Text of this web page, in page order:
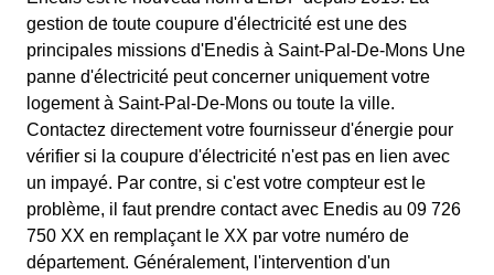
gestion de toute coupure d'électricité est une des
principales missions d'Enedis à Saint-Pal-De-Mons Une
panne d'électricité peut concerner uniquement votre
logement à Saint-Pal-De-Mons ou toute la ville.
Contactez directement votre fournisseur d'énergie pour
vérifier si la coupure d'électricité n'est pas en lien avec
un impayé. Par contre, si c'est votre compteur est le
problème, il faut prendre contact avec Enedis au 09 726
750 XX en remplaçant le XX par votre numéro de
département. Généralement, l'intervention d'un